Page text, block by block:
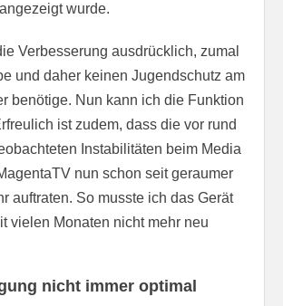
wurde.
Verbesserung ausdrücklich, zumal
und daher keinen Jugendschutz am
benötige. Nun kann ich die Funktion
ist zudem, dass die vor rund
Instabilitäten beim Media
nun schon seit geraumer
auftraten. So musste ich das Gerät
vielen Monaten nicht mehr neu
nicht immer optimal